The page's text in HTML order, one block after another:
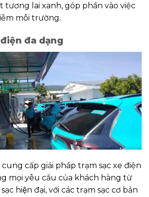
tương lai xanh, góp phần vào việc
môi trường.
đa dạng
cấp giải pháp trạm sạc xe điện
mọi yêu cầu của khách hàng từ
hiện đại, với các trạm sạc cơ bản